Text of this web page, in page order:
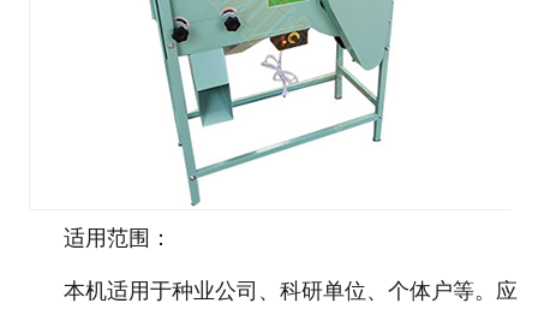
种子脱粒机
籽棉清理机
种子包衣机
适用范围：
本机适用于种业公司、科研单位、个体户等。应